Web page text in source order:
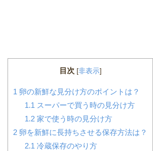
目次 [非表示]
1 卵の新鮮な見分け方のポイントは？
1.1 スーパーで買う時の見分け方
1.2家で使う時の見分け方
2 卵を新鮮に長持ちさせる保存方法は？
2.1 冷蔵保存のやり方